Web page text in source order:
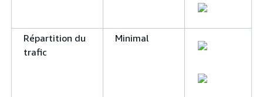
Répartition du
trafic
Minimal